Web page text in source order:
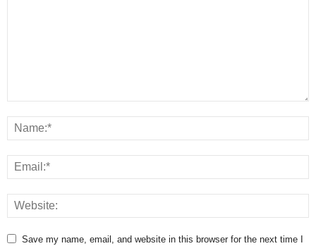
Save my name, email, and website in this browser for the next time I